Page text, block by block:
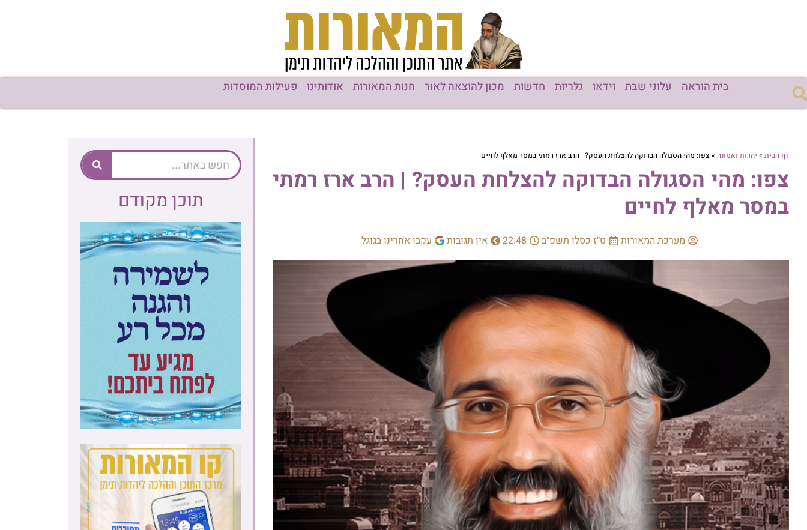
בית הוראה עלוני שבת וידאו גלריות חדשות מכון להוצאה לאור חנות המאורות אודותינו פעילות המוסדות
דף הבית » יהדות ואמונה »צפו: מהי הסגולה הבדוקה להצלחת העסק? | הרב ארז רמתי במסר מאלף לחיים
צפו: מהי הסגולה הבדוקה להצלחת העסק? | הרב ארז רמתי
במסר מאלף לחיים
מערכת המאורות ט״ז כסלו תשפ״ב 22:48 אין תגובות עקבו אחרינו בגוגל
תוכן מקודם